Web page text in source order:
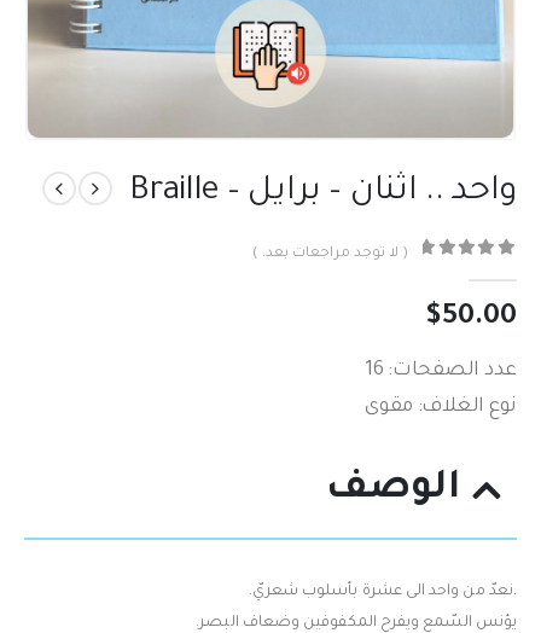
واحد .. اثنان – برايل – Braille
( لا توجد مراجعات بعد. )
$50.00
عدد الصفحات: 16
نوع الغلاف: مقوى
الوصف
.نعدّ من واحد الى عشرة بأسلوب شعريّ.
يؤنس السّمع ويفرح المكفوفين وضعاف البصر.